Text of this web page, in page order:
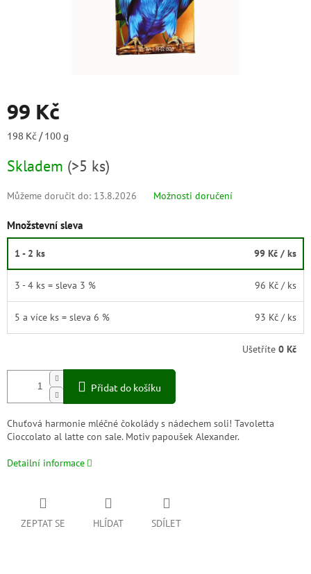
99 Kč
Měrná
198 Kč / 100 g
Skladem (>5 ks)
Můžeme doručit do: 13.8.2026 Možnosti doručení
Množstevní sleva
1 - 2 ks 99 Kč / ks
3 - 4 ks = sleva 3 % 96 Kč / ks
5 a více ks = sleva 6 % 93 Kč / ks
Ušetříte 0 Kč
Přidat do košíku
Chuťová harmonie mléčné čokolády s nádechem soli! Tavoletta
Cioccolato al latte con sale. Motiv papoušek Alexander.
Detailní informace
ZEPTAT SE HLÍDAT SDÍLET